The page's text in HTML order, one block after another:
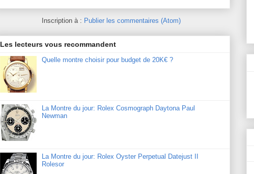
Inscription à : Publier les commentaires (Atom)
Les lecteurs vous recommandent
Quelle montre choisir pour budget de 20K€ ?
La Montre du jour: Rolex Cosmograph Daytona Paul
Newman
La Montre du jour: Rolex Oyster Perpetual Datejust II
Rolesor